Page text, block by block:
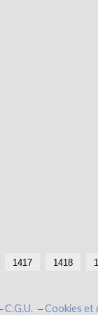
1417 1418
C.G.U. Cookies et